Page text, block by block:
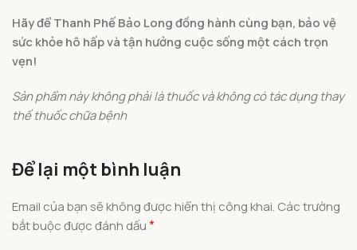
Hãy để Thanh Phế Bảo Long đồng hành cùng bạn, bảo vệ
sức khỏe hô hấp và tận hưởng cuộc sống một cách trọn
vẹn!
Sản phẩm này không phải là thuốc và không có tác dụng thay
thế thuốc chữa bệnh
Để lại một bình luận
Email của bạn sẽ không được hiển thị công khai. Các trường
bắt buộc được đánh dấu*